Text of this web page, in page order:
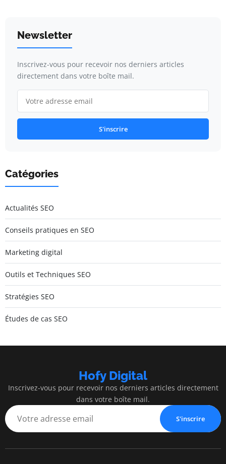
Newsletter
Inscrivez-vous pour recevoir nos derniers articles
directement dans votre boîte mail.
S'inscrire
Catégories
Actualités SEO
Conseils pratiques en SEO
Marketing digital
Outils et Techniques SEO
Stratégies SEO
Études de cas SEO
Hofy Digital
Inscrivez-vous pour recevoir nos derniers articles directement
dans votre boîte mail.
S'inscrire